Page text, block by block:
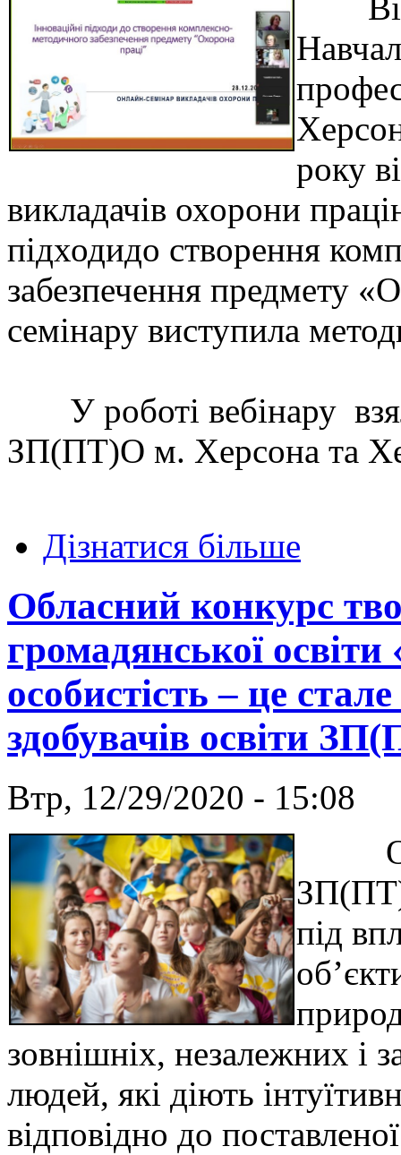
року
викладачів охорони
підходидо створення
забезпечення предмету
семінару виступила
У роботі вебінару
ЗП(ПТ)О м. Херсона та
Дізнатися більше
Обласний конкурс
громадянської
особистість – це
здобувачів освіти
Втр, 12/29/2020 - 15:08
під
зовнішніх, незалежних і
людей, які діють
відповідно до